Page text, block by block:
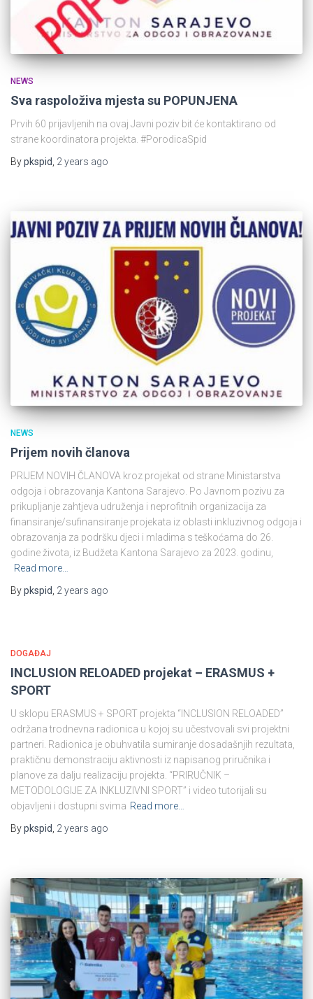
NEWS
Sva raspoloživa mjesta su POPUNJENA
Prvih 60 prijavljenih na ovaj Javni poziv bit će kontaktirano od
strane koordinatora projekta. #PorodicaSpid
Bypkspid 2 years ago
NEWS
Prijem novih članova
PRIJEM NOVIH ČLANOVA kroz projekat od strane Ministarstva
odgoja i obrazovanja Kantona Sarajevo. Po Javnom pozivu za
prikupljanje zahtjeva udruženja i neprofitnih organizacija za
finansiranje/sufinansiranje projekata iz oblasti inkluzivnog odgoja i
obrazovanja za podršku djeci i mladima s teškoćama do 26.
godine života, iz Budžeta Kantona Sarajevo za 2023. godinu,
Read more…
Bypkspid, 2 years ago
DOGAĐAJ
INCLUSION RELOADED projekat – ERASMUS +
SPORT
U sklopu ERASMUS + SPORT projekta “INCLUSION RELOADED”
održana trodnevna radionica u kojoj su učestvovali svi projektni
partneri. Radionica je obuhvatila sumiranje dosadašnjih rezultata,
praktičnu demonstraciju aktivnosti iz napisanog priručnika i
planove za dalju realizaciju projekta. “PRIRUČNIK –
METODOLOGIJE ZA INKLUZIVNI SPORT” i video tutorijali su
objavljeni i dostupni svima Read more…
Bypkspid, 2 years ago